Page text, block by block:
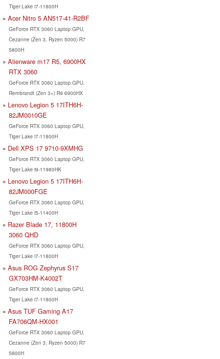
Tiger Lake i7-11800H
Acer Nitro 5 AN517-41-R2BF
GeForce RTX 3060 Laptop GPU,
Cezanne (Zen 3, Ryzen 5000) R7
5800H
Alienware m17 R5, 6900HX
RTX 3060
GeForce RTX 3060 Laptop GPU,
Rembrandt (Zen 3+) R9 6900HX
Lenovo Legion 5 17ITH6H-
82JM0010GE
GeForce RTX 3060 Laptop GPU,
Tiger Lake i7-11800H
Dell XPS 17 9710-9XMHG
GeForce RTX 3060 Laptop GPU,
Tiger Lake i9-11980HK
Lenovo Legion 5 17ITH6H-
82JM000FGE
GeForce RTX 3060 Laptop GPU,
Tiger Lake i5-11400H
Razer Blade 17, 11800H
3060 QHD
GeForce RTX 3060 Laptop GPU,
Tiger Lake i7-11800H
Asus ROG Zephyrus S17
GX703HM-K4002T
GeForce RTX 3060 Laptop GPU,
Tiger Lake i7-11800H
Asus TUF Gaming A17
FA706QM-HX001
GeForce RTX 3060 Laptop GPU,
Cezanne (Zen 3, Ryzen 5000) R7
5800H